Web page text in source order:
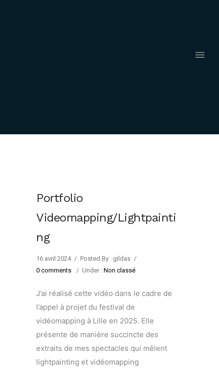
Portfolio
Videomapping/Lightpainti
ng
16 avril 2024 / Posted By : gildas /
0 comments
/ Under : Non classé
J’ai réalisé cette vidéo dans le cadre de
l’appel à projet du festival de
vidéomapping à Lille en 2025. Elle
présente de manière succincte des
extraits de mes spectacles qui mêlent
lightpainting et vidéomapping